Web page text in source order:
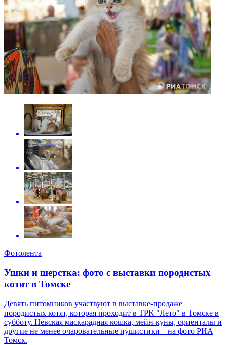
Фотолента
Ушки и шерстка: фото с выставки породистых
котят в Томске
Девять питомников участвуют в выставке-продаже
породистых котят, которая проходит в ТРК "Лето" в Томске в
субботу. Невская маскарадная кошка, мейн-куны, ориенталы и
другие не менее очаровательные пушистики – на фото РИА
Томск.